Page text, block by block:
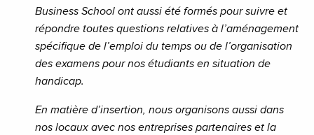
Business School ont aussi été formés pour suivre et
répondre toutes questions relatives à l’aménagement
spécifique de l’emploi du temps ou de l’organisation
des examens pour nos étudiants en situation de
handicap.
En matière d’insertion, nous organisons aussi dans
nos locaux avec nos entreprises partenaires et la